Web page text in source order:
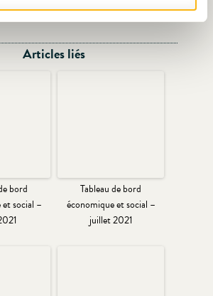
Articles liés
bord
social –
Tableau de bord
économique et social –
juillet 2021